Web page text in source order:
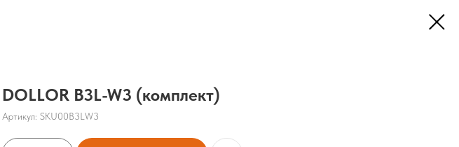
DOLLOR B3L-W3 (комплект)
Артикул: SKU00B3LW3